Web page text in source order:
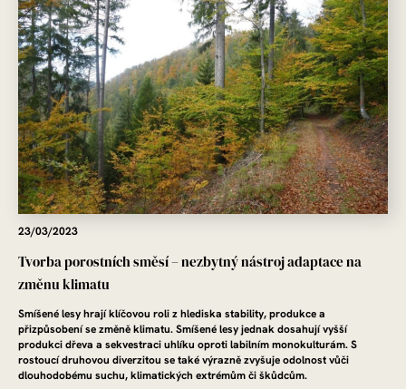
23/03/2023
Tvorba porostních směsí – nezbytný nástroj adaptace na
změnu klimatu
Smíšené lesy hrají klíčovou roli z hlediska stability, produkce a
přizpůsobení se změně klimatu. Smíšené lesy jednak dosahují vyšší
produkci dřeva a sekvestraci uhlíku oproti labilním monokulturám. S
rostoucí druhovou diverzitou se také výrazně zvyšuje odolnost vůči
dlouhodobému suchu, klimatických extrémům či škůdcům.